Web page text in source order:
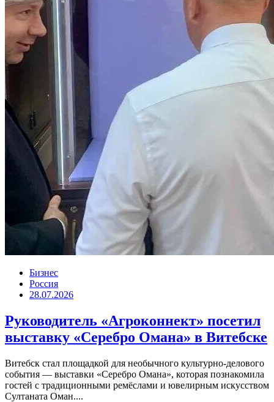
Бизнес
Россия
28.07.2026
Руководитель «Агроконнект» посетил
выставку «Серебро Омана» в Витебске
Витебск стал площадкой для необычного культурно-делового
события — выставки «Серебро Омана», которая познакомила
гостей с традиционными ремёслами и ювелирным искусством
Султаната Оман....